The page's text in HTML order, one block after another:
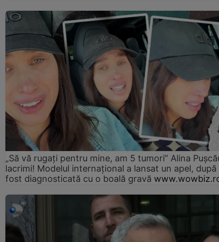
„Să vă rugați pentru mine, am 5 tumori” Alina
lacrimi! Modelul internațional a lansat un apel, după
fost diagnosticată cu o boală gravă